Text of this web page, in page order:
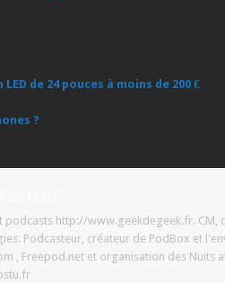
de 24 pouces à moins de 200 €
?
podcasts http://www.geekdegeek.fr. CM,
Podcasteur, créateur de PodBox et
, Freepod.net et organisation des Nuits